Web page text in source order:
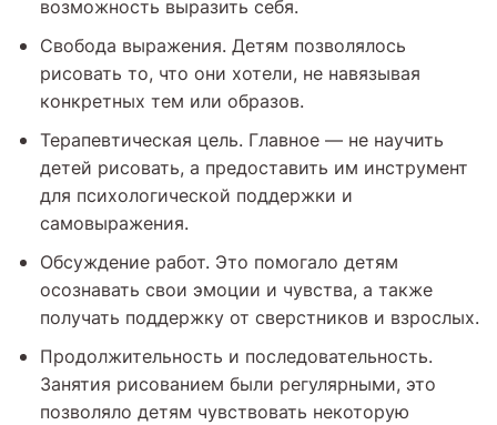
возможность выразить себя.
Свобода выражения. Детям позволялось
рисовать то, что они хотели, не навязывая
конкретных тем или образов.
Терапевтическая цель. Главное — не научить
детей рисовать, а предоставить им инструмент
для психологической поддержки и
самовыражения.
Обсуждение работ. Это помогало детям
осознавать свои эмоции и чувства, а также
получать поддержку от сверстников и взрослых.
Продолжительность и последовательность.
Занятия рисованием были регулярными, это
позволяло детям чувствовать некоторую